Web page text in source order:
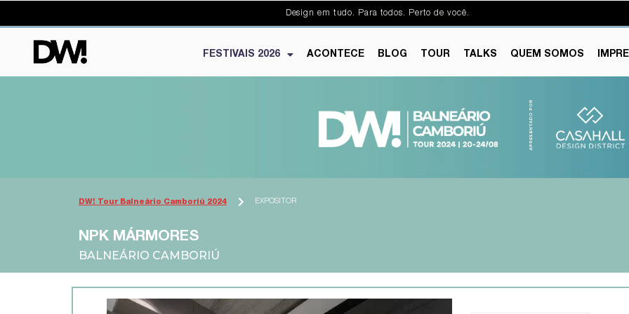
Design em tudo. Para todos. Perto de você.
FESTIVAIS 2026 ACONTECE BLOG TOUR TALKS QUEM SOMOS
DW! Tour Balneário Camboriú 2024 EXPOSITOR
NPK MÁRMORES
BALNEÁRIO CAMBORIÚ